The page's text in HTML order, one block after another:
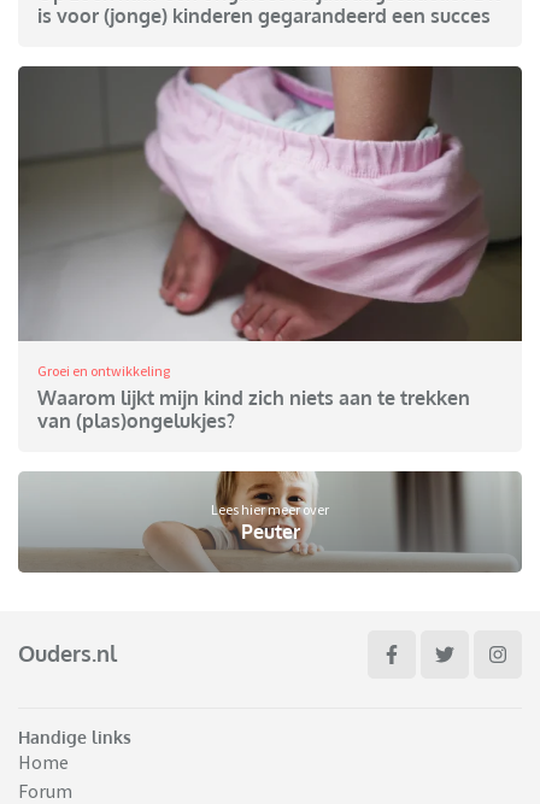
is voor (jonge) kinderen gegarandeerd een succes
Groei en ontwikkeling
Waarom lijkt mijn kind zich niets aan te trekken
van (plas)ongelukjes?
Lees hier meer over
Peuter
Ouders.nl
Handige links
Home
Forum